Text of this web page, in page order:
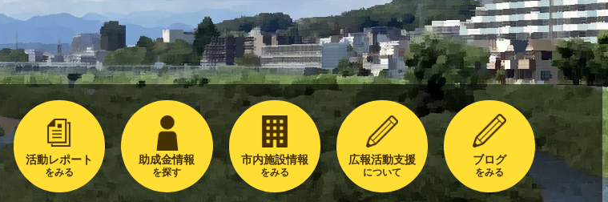
活動レポート
をみる
助成金情報
を探す
市内施設情報
をみる
広報活動支援
について
ブログ
をみる